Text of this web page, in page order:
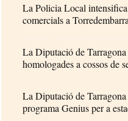
La Policia Local
comercials a Torredembarra
La Diputació de
homologades a cossos de
La Diputació de
programa Genius per a